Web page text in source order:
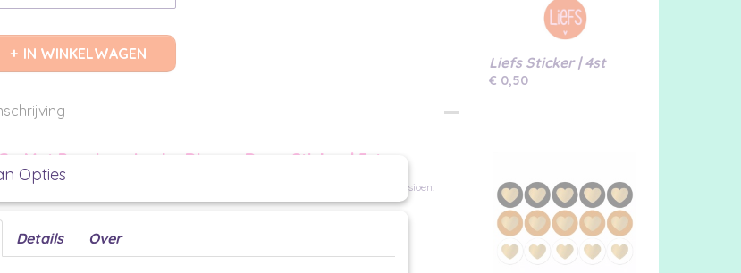
IN WINKELWAGEN
Met Pensioen Leuke Dingen Doen Sticker | 5st
die collega, vriend(in), vader of moeder die heerlijk gaat genieten van zijn/ haar pensioen.
sticker kan je gebruiken om
Liefs Sticker | 4st
€ 0,50
Opties
Details Over